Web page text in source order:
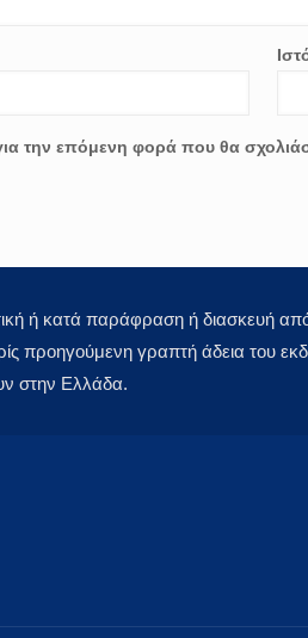
την επόμενη φορά που θα
ή κατά παράφραση ή διασκευή
γραπτή άδεια του
στην Ελλάδα.